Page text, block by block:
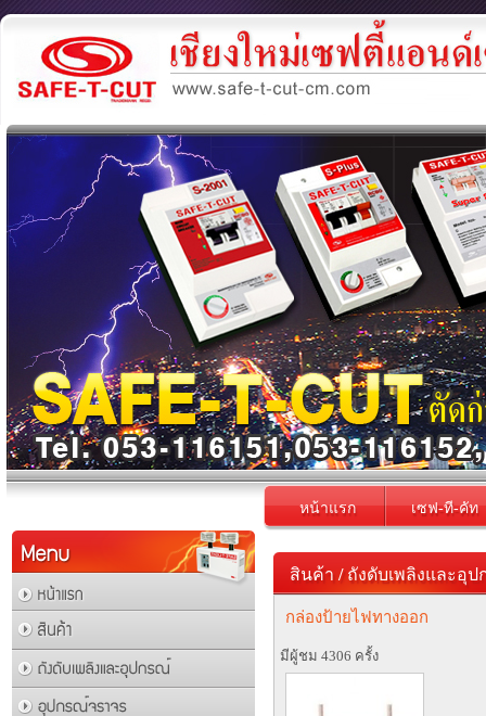
หน้าแรก เซฟ-ที-คัท
สินค้า / ถังดับเพลิงและอุ
กล่องป้ายไฟทางออก
มีผู้ชม 4306 ครั้ง